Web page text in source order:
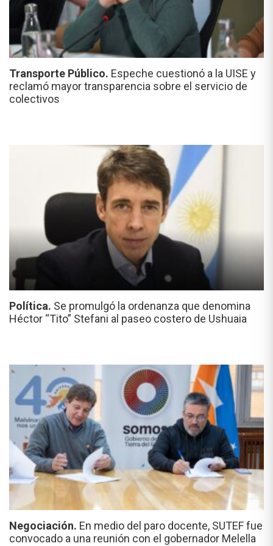
Transporte Público. Espeche cuestionó a la UISE y
reclamó mayor transparencia sobre el servicio de
colectivos
Política. Se promulgó la ordenanza que denomina
Héctor “Tito” Stefani al paseo costero de Ushuaia
Negociación. En medio del paro docente, SUTEF fue
convocado a una reunión con el gobernador Melella